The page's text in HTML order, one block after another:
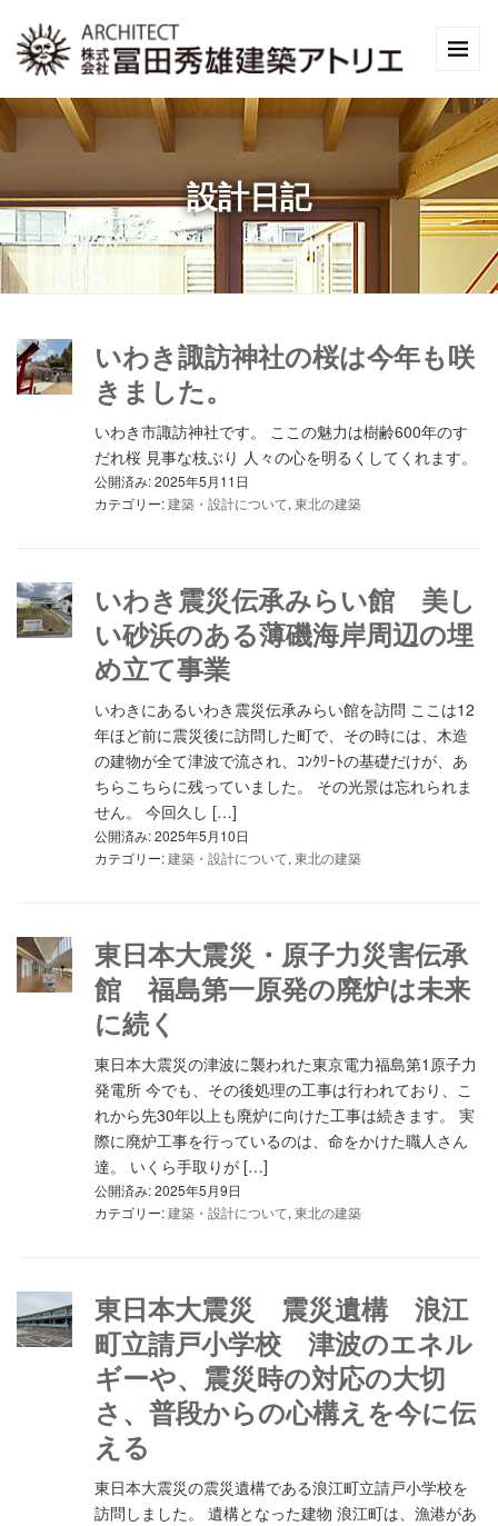
設計日記
いわき諏訪神社の桜は今年も咲
きました。
いわき市諏訪神社です。 ここの魅力は樹齢600年のす
だれ桜 見事な枝ぶり 人々の心を明るくしてくれます。
公開済み: 2025年5月11日
カテゴリー:建築・設計について, 東北の建築
いわき震災伝承みらい館 美し
い砂浜のある薄磯海岸周辺の埋
め立て事業
いわきにあるいわき震災伝承みらい館を訪問 ここは12
年ほど前に震災後に訪問した町で、その時には、木造
の建物が全て津波で流され、ｺﾝｸﾘｰﾄの基礎だけが、あ
ちらこちらに残っていました。 その光景は忘れられま
せん。 今回久し […]
公開済み: 2025年5月10日
カテゴリー:建築・設計について, 東北の建築
東日本大震災・原子力災害伝承
館 福島第一原発の廃炉は未来
に続く
東日本大震災の津波に襲われた東京電力福島第1原子力
発電所 今でも、その後処理の工事は行われており、こ
れから先30年以上も廃炉に向けた工事は続きます。 実
際に廃炉工事を行っているのは、命をかけた職人さん
達。 いくら手取りが […]
公開済み: 2025年5月9日
カテゴリー:建築・設計について, 東北の建築
東日本大震災 震災遺構 浪江
町立請戸小学校 津波のエネル
ギーや、震災時の対応の大切
さ、普段からの心構えを今に伝
える
東日本大震災の震災遺構である浪江町立請戸小学校を
訪問しました。 遺構となった建物 浪江町は、漁港があ